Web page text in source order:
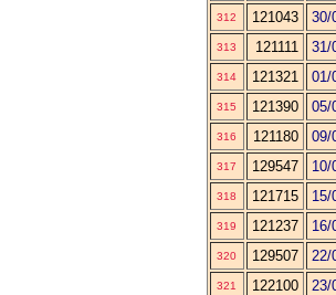
312 121043 30/
313 121111 31/
314 121321 01/
315 121390 05/
316 121180 09/
317 129547 10/
318 121715 15/
319 121237 16/
320 129507 22/
321 122100 23/